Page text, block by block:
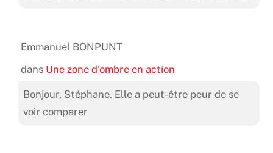
Emmanuel BONPUNT
dans Une zone d’ombre en action
Bonjour, Stéphane. Elle a peut-être peur de se
voir comparer